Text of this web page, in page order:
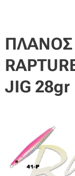
ΠΛΑΝΟΣ
JIG 28gr